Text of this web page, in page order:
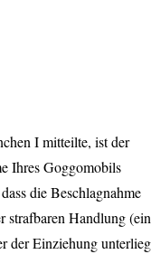
I mitteilte, ist der
Ihres Goggomobils
die Beschlagnahme
strafbaren Handlung
der Einziehung